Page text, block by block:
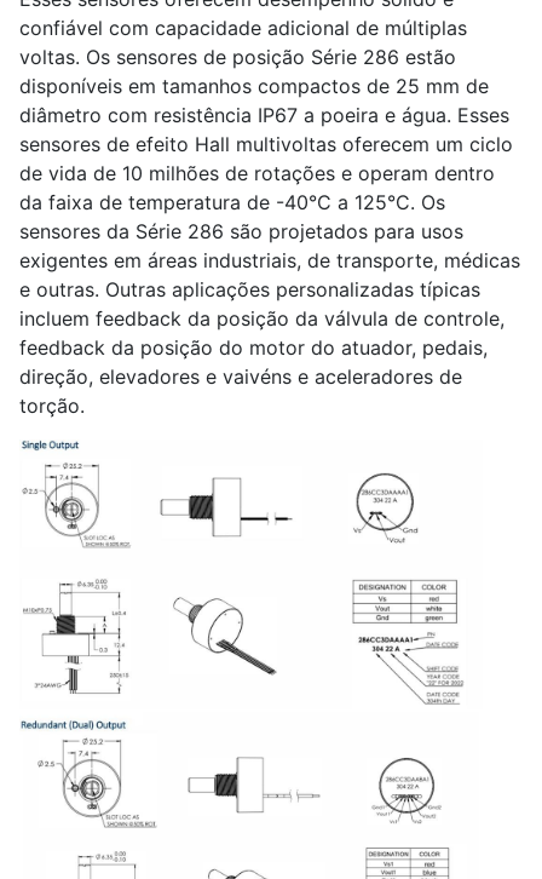
confiável com capacidade adicional de múltiplas
voltas. Os sensores de posição Série 286 estão
disponíveis em tamanhos compactos de 25 mm de
diâmetro com resistência IP67 a poeira e água. Esses
sensores de efeito Hall multivoltas oferecem um ciclo
de vida de 10 milhões de rotações e operam dentro
da faixa de temperatura de -40°C a 125°C. Os
sensores da Série 286 são projetados para usos
exigentes em áreas industriais, de transporte, médicas
e outras. Outras aplicações personalizadas típicas
incluem feedback da posição da válvula de controle,
feedback da posição do motor do atuador, pedais,
direção, elevadores e vaivéns e aceleradores de
torção.